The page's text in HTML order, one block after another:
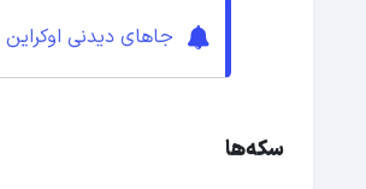
جاهای دیدنی اوکراین
سکه‌ها